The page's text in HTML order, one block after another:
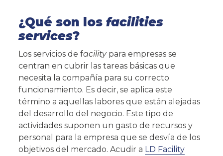
¿Qué son los facilities
services?
Los servicios de facilitypara empresas se
centran en cubrir las tareas básicas que
necesita la compañía para su correcto
funcionamiento. Es decir, se aplica este
término a aquellas labores que están alejadas
del desarrollo del negocio. Este tipo de
actividades suponen un gasto de recursos y
personal para la empresa que se desvía de los
objetivos del mercado. Acudir a LD Facility
ÚNETE A NUESTRA
NEWSLETTER
RECIBE LAS ÚLTIMAS NOVEDADES
DEL SECTOR